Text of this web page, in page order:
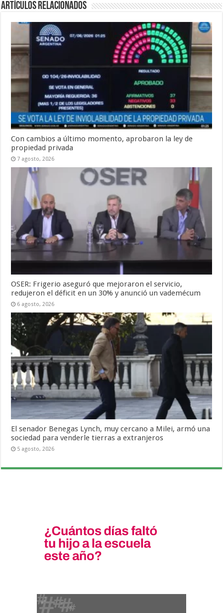
Artículos Relacionados
Con cambios a último momento, aprobaron la ley de
propiedad privada
7 agosto, 2026
OSER: Frigerio aseguró que mejoraron el servicio,
redujeron el déficit en un 30% y anunció un vademécum
6 agosto, 2026
El senador Benegas Lynch, muy cercano a Milei, armó una
sociedad para venderle tierras a extranjeros
5 agosto, 2026